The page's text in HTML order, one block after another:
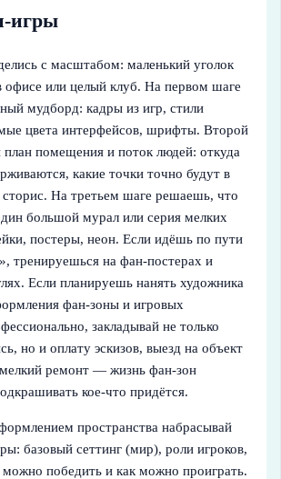
игры
с масштабом: маленький уголок
офисе или целый клуб. На первом шаге
мудборд: кадры из игр, стили
цвета интерфейсов, шрифты. Второй
помещения и поток людей: откуда
какие точки точно будут в
сторис. На третьем шаге решаешь, что
большой мурал или серия мелких
постеры, неон. Если идёшь по пути
тренируешься на фан-постерах и
Если планируешь нанять художника
фан-зоны и игровых
закладывай не только
но и оплату эскизов, выезд на объект
ремонт — жизнь фан-зон
кое-что придётся.
пространства набрасывай
базовый сеттинг (мир), роли игроков,
можно победить и как можно проиграть.